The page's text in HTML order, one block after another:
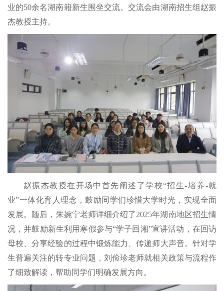
业的50余名湖南籍新生围坐交流。交流会由湖南招生组赵振
杰教授主持。
赵振杰教授在开场中首先阐述了学校“招生-培养-就
业”一体化育人理念，鼓励同学们珍惜大学时光，实现全面
发展。随后，朱婉宁老师详细介绍了2025年湖南地区招生情
况，并鼓励新生利用寒假参与“学子回湘”宣讲活动，在回访
母校、分享经验的过程中锻炼能力、传递师大声音。针对学
生普遍关注的转专业问题，刘俭珍老师就相关政策与流程作
了细致解读，帮助同学们明确发展方向。